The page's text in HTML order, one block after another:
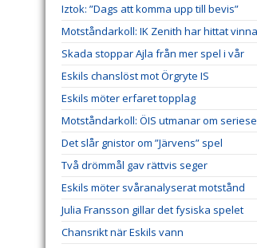
Iztok: ”Dags att komma upp till bevis”
Motståndarkoll: IK Zenith har hittat
Skada stoppar Ajla från mer spel i vår
Eskils chanslöst mot Örgryte IS
Eskils möter erfaret topplag
Motståndarkoll: ÖIS utmanar om
Det slår gnistor om ”Järvens” spel
Två drömmål gav rättvis seger
Eskils möter svåranalyserat motstånd
Julia Fransson gillar det fysiska spelet
Chansrikt när Eskils vann